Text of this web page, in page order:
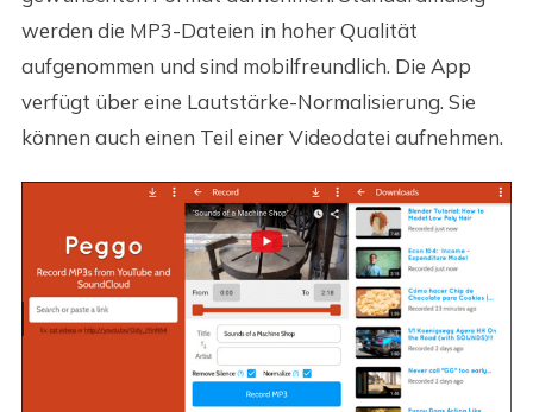
werden die MP3-Dateien in hoher Qualität
aufgenommen und sind mobilfreundlich. Die App
verfügt über eine Lautstärke-Normalisierung. Sie
können auch einen Teil einer Videodatei aufnehmen.